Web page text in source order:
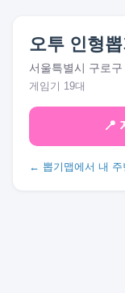
오투 인형뽑
서울특별시 구로
게임기 19대
📍
← 뽑기맵에서 내 주